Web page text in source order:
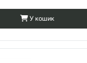
У кошик